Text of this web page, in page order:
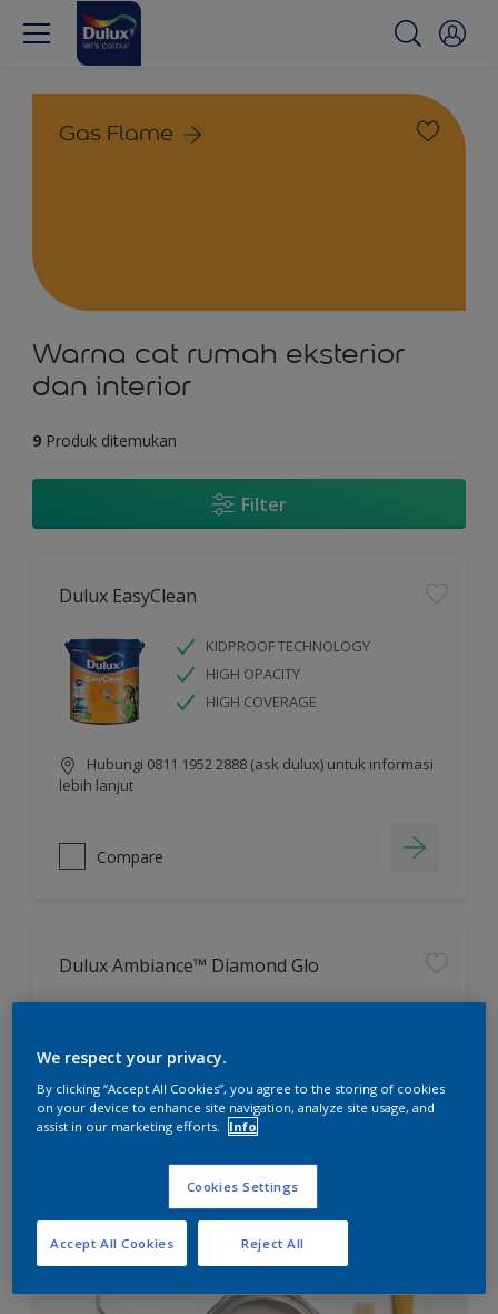
Gas Flame
Warna cat rumah eksterior
dan interior
9 Produk ditemukan
Filter
Dulux EasyClean
KIDPROOF TECHNOLOGY
HIGH OPACITY
HIGH COVERAGE
Hubungi 0811 1952 2888 (ask dulux) untuk informasi
lebih lanjut
Compare
Dulux Ambiance™ Diamond Glo
HIGH COVERAGE
Hubungi 0811 1952 2888 (ask dulux) untuk informasi
Compare
We respect your privacy.
By clicking “Accept All Cookies”, you agree to the storing of cookies
on your device to enhance site navigation, analyze site usage, and
assist in our marketing efforts.
Info
Cookies Settings
Reject All
Accept All Cookies